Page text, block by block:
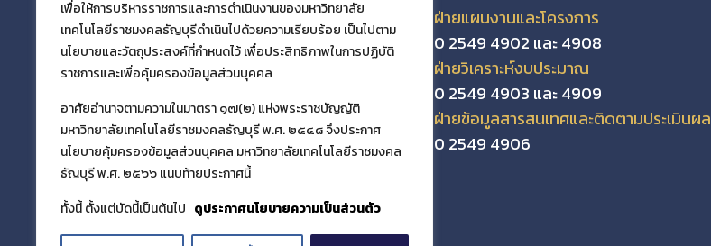
เพื่อให้การบริหารราชการและการดำเนินงานของมหาวิทยาลัย
เทคโนโลยีราชมงคลธัญบุรีดำเนินไปด้วยความเรียบร้อย เป็นไปตาม
นโยบายและวัตถุประสงค์ที่กำหนดไว้ เพื่อประสิทธิภาพในการปฏิบัติ
ราชการและเพื่อคุ้มครองข้อมูลส่วนบุคคล
อาศัยอำนาจตามความในมาตรา ๑๗(๒) แห่งพระราชบัญญัติ
มหาวิทยาลัยเทคโนโลยีราชมงคลธัญบุรี พ.ศ. ๒๕๔๘ จึงประกาศ
นโยบายคุ้มครองข้อมูลส่วนบุคคล มหาวิทยาลัยเทคโนโลยีราชมงคล
ธัญบุรี พ.ศ. ๒๕๖๖ แนบท้ายประกาศนี้
ทั้งนี้ ตั้งแต่บัดนี้เป็นต้นไป ดูประกาศนโยบายความเป็นส่วนตัว
เผยแพร่ข้อมูลโดย
ฝ่ายข้อมูลสารสนเทศและติดตามประเมินผล
กองนโยบายและแผน
ฝ่ายแผนงานและโครงการ
0 2549 4902 และ 4908
ฝ่ายวิเคราะห์งบประมาณ
0 2549 4903 และ 4909
ฝ่ายข้อมูลสารสนเทศและติดตามประเมินผล
0 2549 4906